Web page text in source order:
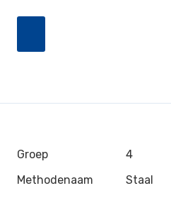
Groep
4
Methodenaam
Staal